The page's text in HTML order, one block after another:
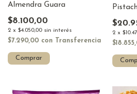
Almendra Guara
$8.100,00
2 x $4.050,00 sin interés
$7.290,00 con Transferencia
Comprar
2 x